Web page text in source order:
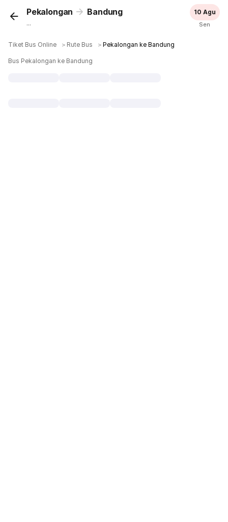
Pekalongan Bandung
...
10 Agu
Sen
Tiket Bus Online ＞ Rute Bus ＞Pekalongan ke Bandung
Bus Pekalongan ke Bandung